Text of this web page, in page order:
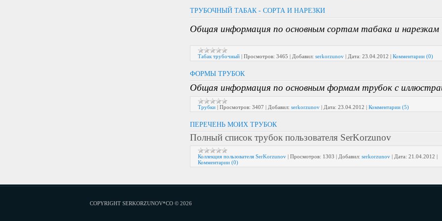
ТРУБОЧНЫЙ ТАБАК - СОРТА И НАРЕЗКИ
Общая информация по основным сортам табака и нарезкам
Табак трубочный Просмотров: 3465 Добавил: serkorzunov Дата: 23.04.2012 Комментарии (0)
ФОРМЫ ТРУБОК
Общая информация по основным формам трубок с
Трубки | Просмотров: 3407 | Добавил: serkorzunov | Дата: 23.04.2012 | Комментарии (5)
ПЕРЕЧЕНЬ МОИХ ТРУБОК
Полный список трубок пользователя SerKorzunov
Коллекция пользователя SerKorzunov | Просмотров: 1303 | Добавил: serkorzunov | Дата: 21.04.2012 |
Комментарии (0)
COPYRIGHT SERKORZUNOV*CO © 2026